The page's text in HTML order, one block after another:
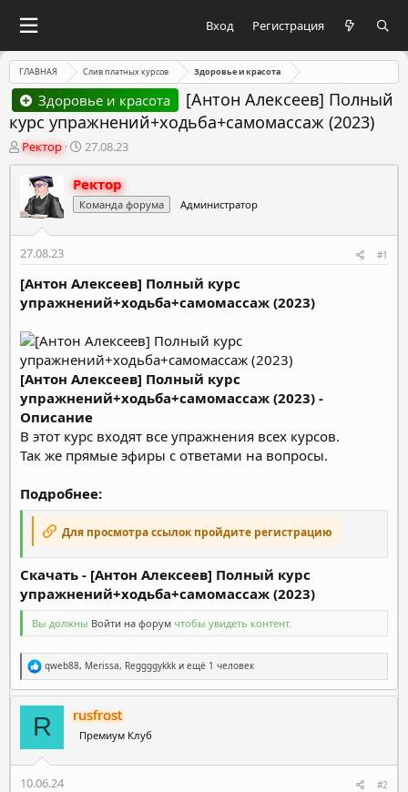
Вход Регистрация
ГЛАВНАЯ Слив платных курсов Здоровье и красота
Здоровье и красота
[Антон Алексеев] Полный
курс упражнений+ходьба+самомассаж (2023)
А
в
р
м
ы
Ректор
Д
а
т
а
н
а
а
27.08.23
Ректор
Команда форума Администратор
27.08.23 #1
[Антон Алексеев] Полный курс
упражнений+ходьба+самомассаж (2023)
[Антон Алексеев] Полный курс
упражнений+ходьба+самомассаж (2023) -
Описание
В этот курс входят все упражнения всех курсов.
Так же прямые эфиры с ответами на вопросы.
Подробнее:
Для просмотра ссылок пройдите регистрацию
Скачать - [Антон Алексеев] Полный курс
упражнений+ходьба+самомассаж (2023)
Вы должны Войти на форум чтобы увидеть контент.
Р
е
а
ц
и
:
qweb88, Merissa, Reggggykkk и ещё 1 человек
R rusfrost
Премиум Клуб
10.06.24 #2